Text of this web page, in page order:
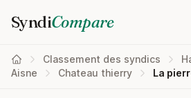
SyndiCompare
Classement des syndics
Aisne
Chateau thierry La